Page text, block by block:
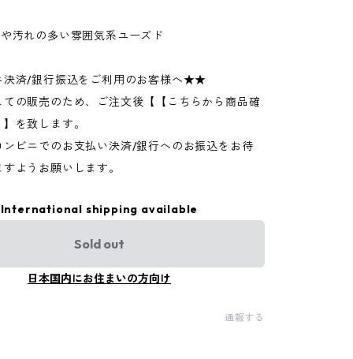
汚れの多い雰囲気系ユーズド
済/銀行振込をご利用のお客様へ★★
の販売のため、ご注文後【【こちらから商品確
を致します。
ンビニでのお支払い決済/銀行へのお振込をお待
ようお願いします。
International shipping available
Sold out
日本国内にお住まいの方向け
通報する